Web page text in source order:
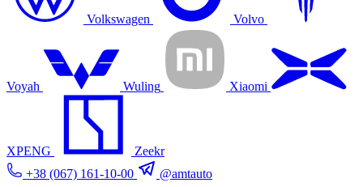
Volkswagen Volvo
Voyah Wuling Xiaomi
XPENG
Zeekr
+38 (067) 161-10-00
@amtauto